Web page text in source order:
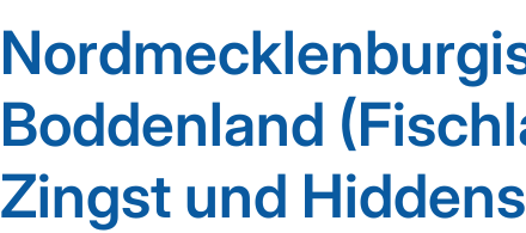
sind
hier:
Boddenland
Zingst und